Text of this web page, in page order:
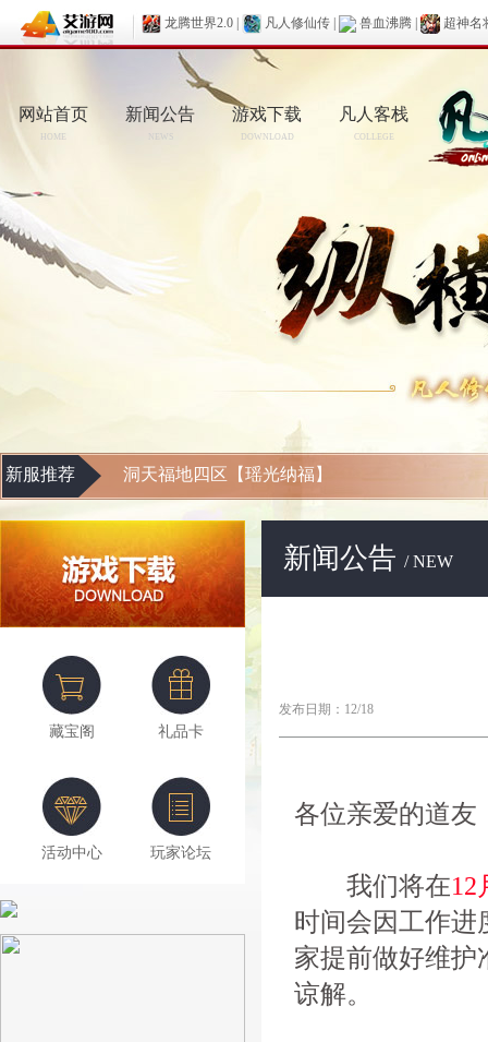
龙腾世界2.0 凡人修仙传 兽血沸腾 超神名
网站首页
HOME
新闻公告
NEWS
游戏下载
DOWNLOAD
凡人客栈
COLLEGE
新服推荐 洞天福地四区【瑶光纳福】
藏宝阁 礼品卡
活动中心 玩家论坛
新闻公告 / NEW
发布日期：12/18
各位亲爱的道友
我们将在12
时间会因工作进
家提前做好维护
谅解。